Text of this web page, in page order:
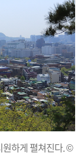
원하게 펼쳐진다. ©